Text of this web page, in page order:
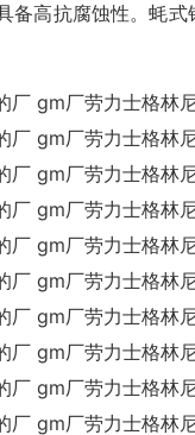
备高抗腐蚀性。蚝